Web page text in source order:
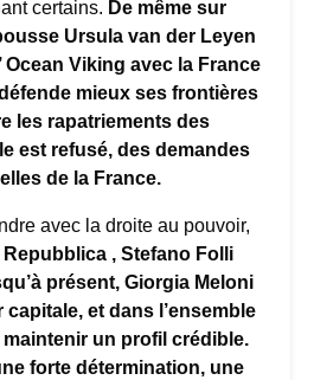
certains. De même sur
Ursula van der Leyen
Ocean Viking avec la France
mieux ses frontières
les rapatriements des
est refusé, des demandes
de la France.
avec la droite au pouvoir,
Repubblica , Stefano Folli
présent, Giorgia Meloni
capitale, et dans l’ensemble
un profil crédible.
forte détermination, une